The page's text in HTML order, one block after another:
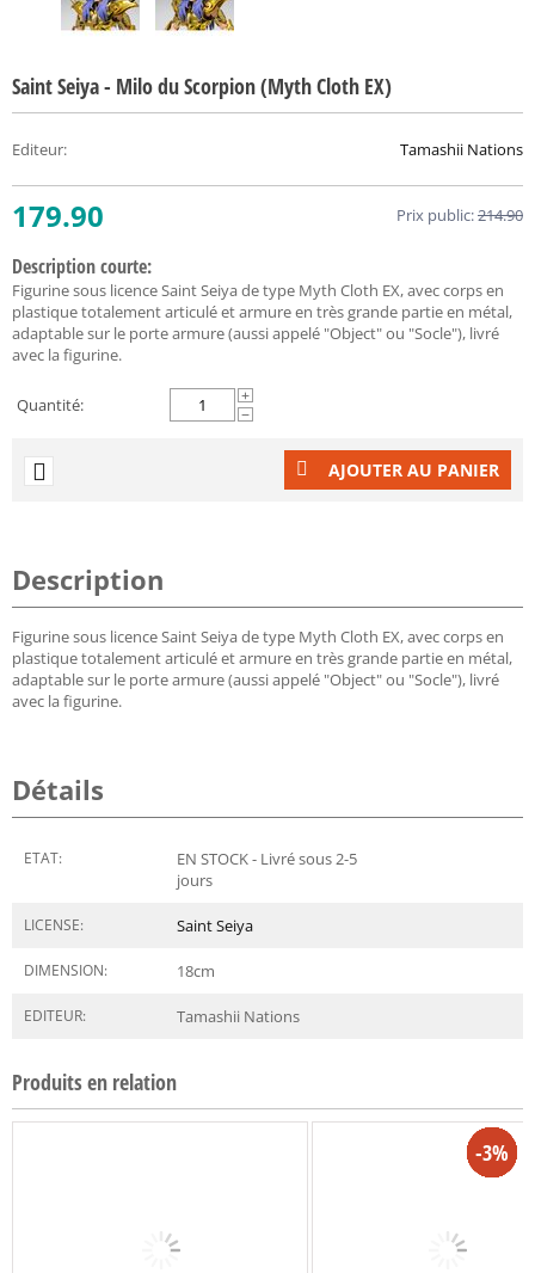
Saint Seiya - Milo du Scorpion (Myth Cloth EX)
Editeur: Tamashii Nations
179.90 Prix public:214.90
Description courte:
Figurine sous licence Saint Seiya de type Myth Cloth EX, avec corps en
plastique totalement articulé et armure en très grande partie en métal,
adaptable sur le porte armure (aussi appelé "Object" ou "Socle"), livré
avec la figurine.
Quantité:
+
−
AJOUTER AU PANIER
Description
Figurine sous licence Saint Seiya de type Myth Cloth EX, avec corps en
plastique totalement articulé et armure en très grande partie en métal,
adaptable sur le porte armure (aussi appelé "Object" ou "Socle"), livré
avec la figurine.
Détails
ETAT:
EN STOCK - Livré sous 2-5
jours
LICENSE: Saint Seiya
DIMENSION: 18cm
EDITEUR: Tamashii Nations
Produits en relation
-9%
-3%
-3%
-14%
-9%
-13%
-11%
-8%
-2%
-12%
-12%
-6%
-7%
-3%
-8%
-5%
-3%